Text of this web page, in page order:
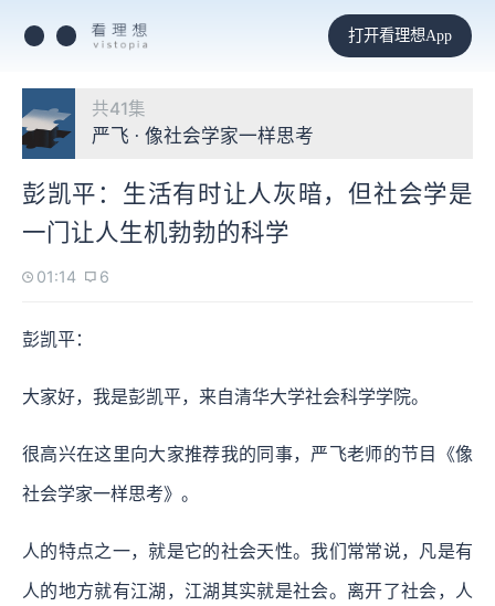
打开看理想App
共41集
严飞 · 像社会学家一样思考
彭凯平：生活有时让人灰暗，但社会学是
一门让人生机勃勃的科学
01:14 6
彭凯平：
大家好，我是彭凯平，来自清华大学社会科学学院。
很高兴在这里向大家推荐我的同事，严飞老师的节目《像
社会学家一样思考》。
人的特点之一，就是它的社会天性。我们常常说，凡是有
人的地方就有江湖，江湖其实就是社会。离开了社会，人